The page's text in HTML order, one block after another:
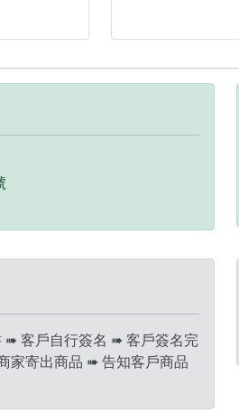
超輕鬆！
| 贈送多
防撞保
• 七
商品有
• 全新品
，中古
邊付款， 月付超
🎁 凡購買I17 |
種配件 🎁 • 9H
護貼 • 防撞空壓
何問題都歡迎洽
LINE：
日鑑賞期內，如
知並且協助處理 •
為原廠保固一年
機店家保固15天
擁有隨時修改、
➠ 客戶自行簽名 ➠ 客戶簽名完
家寄出商品 ➠ 告知客戶商品